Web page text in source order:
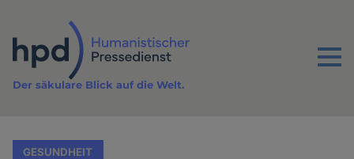
Inhalt
Menu
Der säkulare Blick auf die Welt.
GESUNDHEIT